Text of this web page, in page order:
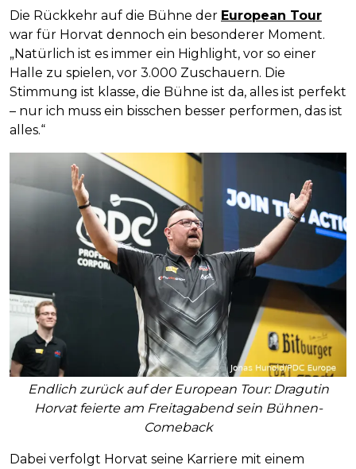
Die Rückkehr auf die Bühne der European Tour
war für Horvat dennoch ein besonderer Moment.
„Natürlich ist es immer ein Highlight, vor so einer
Halle zu spielen, vor 3.000 Zuschauern. Die
Stimmung ist klasse, die Bühne ist da, alles ist perfekt
– nur ich muss ein bisschen besser performen, das ist
alles.“
Endlich zurück auf der European Tour: Dragutin
Horvat feierte am Freitagabend sein Bühnen-
Comeback
Dabei verfolgt Horvat seine Karriere mit einem